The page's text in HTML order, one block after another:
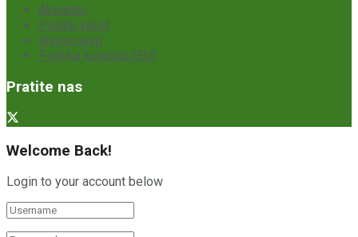
Aktuelno
Pošalji vijest
Impressum
Politika kolačića (EU)
Pratite nas
Welcome Back!
Login to your account below